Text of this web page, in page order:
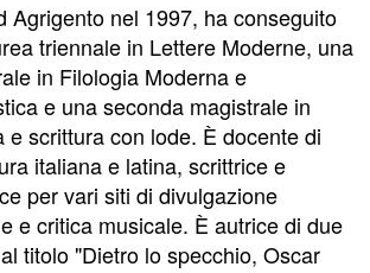
Agrigento nel 1997, ha conseguito
triennale in Lettere Moderne, una
in Filologia Moderna e
e una seconda magistrale in
e scrittura con lode. È docente di
italiana e latina, scrittrice e
per vari siti di divulgazione
e critica musicale. È autrice di due
titolo "Dietro lo specchio, Oscar